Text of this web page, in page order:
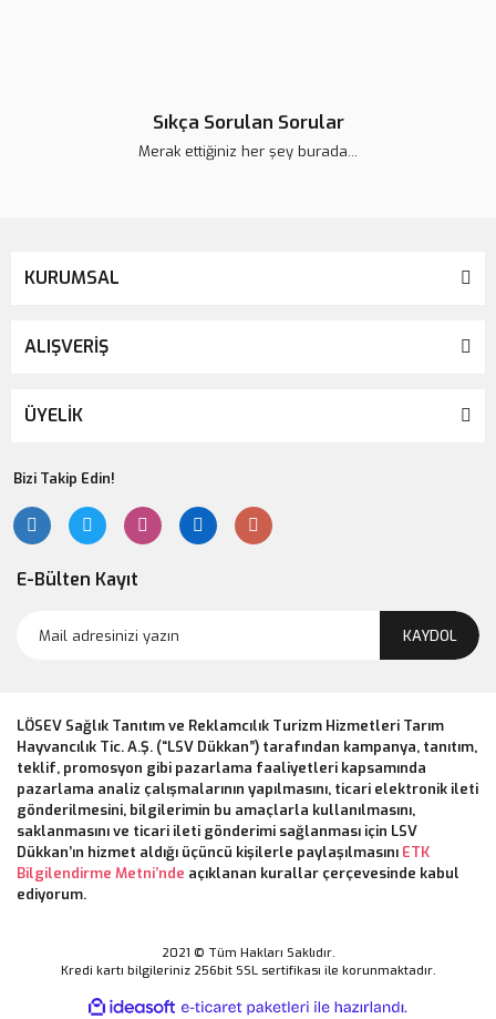
420,00 TL
Sıkça Sorulan Sorular
Merak ettiğiniz her şey burada...
KURUMSAL
ALIŞVERİŞ
ÜYELİK
Bizi Takip Edin!
E-Bülten Kayıt
KAYDOL
LÖSEV Sağlık Tanıtım ve Reklamcılık Turizm Hizmetleri Tarım
Hayvancılık Tic. A.Ş. (“LSV Dükkan”) tarafından kampanya, tanıtım,
teklif, promosyon gibi pazarlama faaliyetleri kapsamında
pazarlama analiz çalışmalarının yapılmasını, ticari elektronik ileti
gönderilmesini, bilgilerimin bu amaçlarla kullanılmasını,
saklanmasını ve ticari ileti gönderimi sağlanması için LSV
Dükkan’ın hizmet aldığı üçüncü kişilerle paylaşılmasını ETK
Bilgilendirme Metni’nde açıklanan kurallar çerçevesinde kabul
ediyorum.
2021 © Tüm Hakları Saklıdır.
Kredi kartı bilgileriniz 256bit SSL sertifikası ile korunmaktadır.
ideasoft e-